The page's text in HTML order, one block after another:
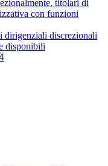
titolari di
con funzioni
dirigenziali discrezionali
disponibili